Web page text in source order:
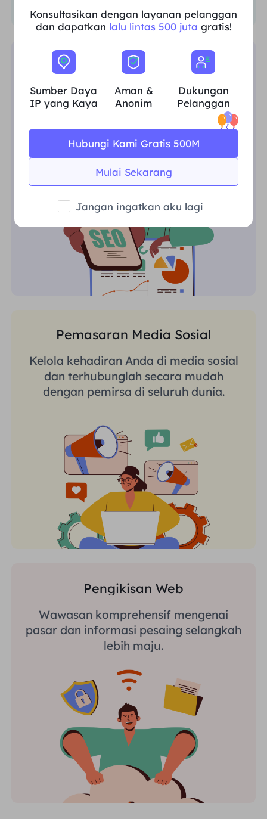
Pemantauan SEO
Kumpulkan data SEO yang berharga
dengan mudah, lakukan riset pesaing,
pantau SERP, dan dapatkan wawasan
khusus wilayah.
Pemasaran Media Sosial
Kelola kehadiran Anda di media sosial
dan terhubunglah secara mudah
dengan pemirsa di seluruh dunia.
Pengikisan Web
Wawasan komprehensif mengenai
pasar dan informasi pesaing selangkah
lebih maju.
Konsultasikan dengan layanan pelanggan
dan dapatkan lalu lintas 500 juta gratis!
Sumber Daya
IP yang Kaya
Aman &
Anonim
Dukungan
Pelanggan
Mulai Sekarang
Hubungi Kami Gratis 500M
Jangan ingatkan aku lagi